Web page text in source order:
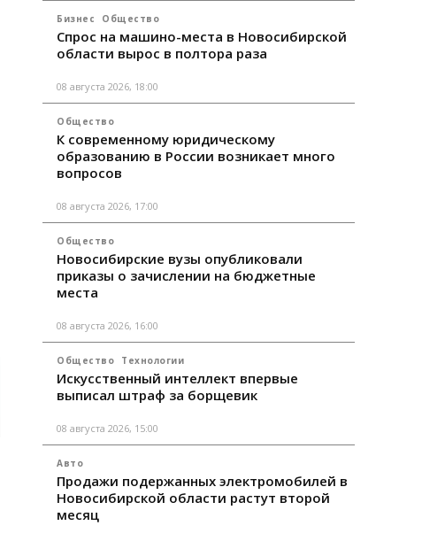
Бизнес Общество
Спрос на машино-места в Новосибирской
области вырос в полтора раза
08 августа 2026, 18:00
Общество
К современному юридическому
образованию в России возникает много
вопросов
08 августа 2026, 17:00
Общество
Новосибирские вузы опубликовали
приказы о зачислении на бюджетные
места
08 августа 2026, 16:00
Общество Технологии
Искусственный интеллект впервые
выписал штраф за борщевик
08 августа 2026, 15:00
Авто
Продажи подержанных электромобилей в
Новосибирской области растут второй
месяц